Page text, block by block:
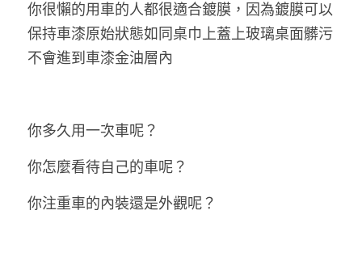
你很懶的用車的人都很適合鍍膜，因為鍍膜可以
保持車漆原始狀態如同桌巾上蓋上玻璃桌面髒污
不會進到車漆金油層內
你多久用一次車呢？
你怎麼看待自己的車呢？
你注重車的內裝還是外觀呢？